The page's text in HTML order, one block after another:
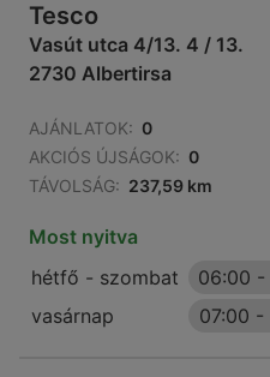
Tesco
Vasút utca 4/13. 4 / 13.
2730 Albertirsa
AJÁNLATOK: 0
AKCIÓS ÚJSÁGOK: 0
TÁVOLSÁG: 237,59 km
Most nyitva
hétfő - szombat
06:00 -
vasárnap
07:00 -